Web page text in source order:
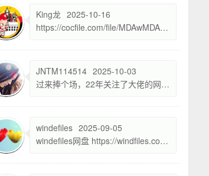
King龙 2025-10-16
https://cocfile.com/file/MDAwMDAwMDAwMLK6ot2AhYJx 大佬，这个网盘解析不了吗？
JNTM114514 2025-10-03
过来捧个场，22年关注了大佬的网站，现在国庆回顾自己的过去，真是感慨万千。
windefiles 2025-09-05
windefiles网盘 https://windfiles.com/share/39c3JBde5be909